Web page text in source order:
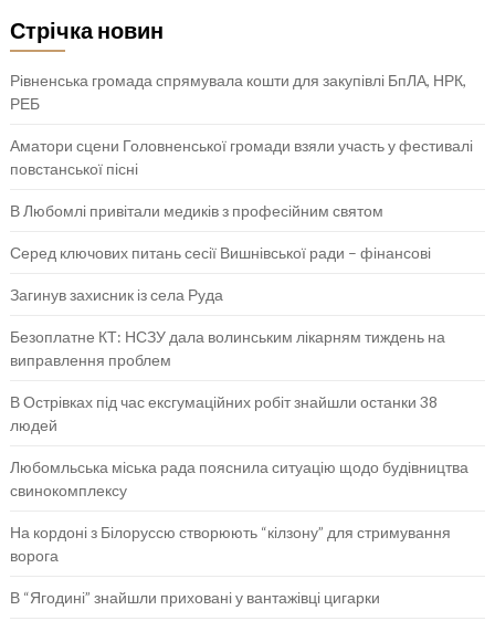
Стрічка новин
Рівненська громада спрямувала кошти для закупівлі БпЛА, НРК,
РЕБ
Аматори сцени Головненської громади взяли участь у фестивалі
повстанської пісні
В Любомлі привітали медиків з професійним святом
Серед ключових питань сесії Вишнівської ради – фінансові
Загинув захисник із села Руда
Безоплатне КТ: НСЗУ дала волинським лікарням тиждень на
виправлення проблем
В Острівках під час ексгумаційних робіт знайшли останки 38
людей
Любомльська міська рада пояснила ситуацію щодо будівництва
свинокомплексу
На кордоні з Білоруссю створюють “кілзону” для стримування
ворога
В “Ягодині” знайшли приховані у вантажівці цигарки